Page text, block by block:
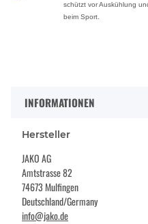
schützt vor Auskühlung
beim Sport.
INFORMATIONEN
Hersteller
JAKO AG
Amtstrasse 82
74673 Mulfingen
Deutschland/Germany
info@jako.de